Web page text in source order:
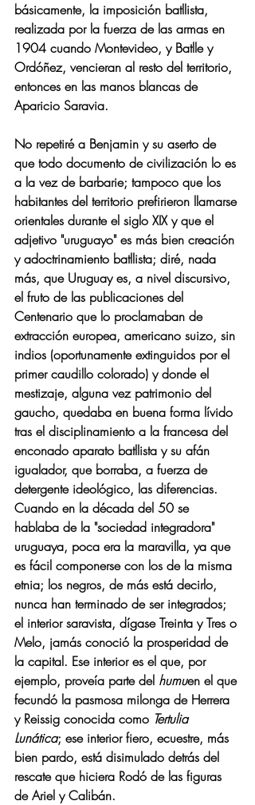
básicamente, la imposición batllista,
realizada por la fuerza de las armas en
1904 cuando Montevideo, y Batlle y
Ordóñez, vencieran al resto del territorio,
entonces en las manos blancas de
Aparicio Saravia.
No repetiré a Benjamin y su aserto de
que todo documento de civilización lo es
a la vez de barbarie; tampoco que los
habitantes del territorio prefirieron llamarse
orientales durante el siglo XIX y que el
adjetivo "uruguayo" es más bien creación
y adoctrinamiento batllista; diré, nada
más, que Uruguay es, a nivel discursivo,
el fruto de las publicaciones del
Centenario que lo proclamaban de
extracción europea, americano suizo, sin
indios (oportunamente extinguidos por el
primer caudillo colorado) y donde el
mestizaje, alguna vez patrimonio del
gaucho, quedaba en buena forma lívido
tras el disciplinamiento a la francesa del
enconado aparato batllista y su afán
igualador, que borraba, a fuerza de
detergente ideológico, las diferencias.
Cuando en la década del 50 se
hablaba de la "sociedad integradora"
uruguaya, poca era la maravilla, ya que
es fácil componerse con los de la misma
etnia; los negros, de más está decirlo,
nunca han terminado de ser integrados;
el interior saravista, dígase Treinta y Tres o
Melo, jamás conoció la prosperidad de
la capital. Ese interior es el que, por
ejemplo, proveía parte del humuen el que
fecundó la pasmosa milonga de Herrera
y Reissig conocida como Tertulia
Lunática; ese interior fiero, ecuestre, más
bien pardo, está disimulado detrás del
rescate que hiciera Rodó de las figuras
de Ariel y Calibán.